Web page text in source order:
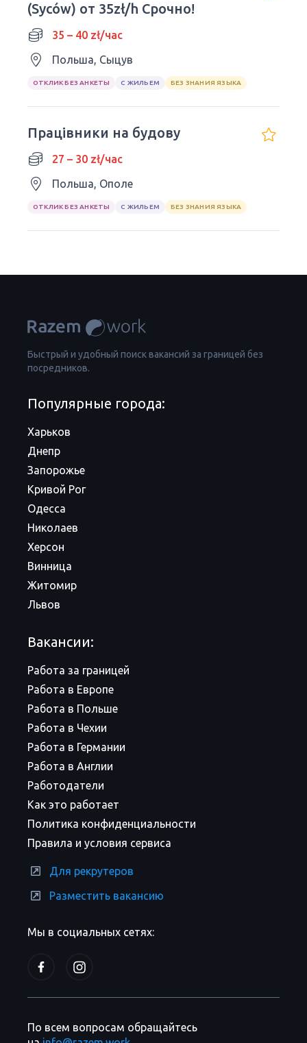
(Syców) от 35zł/h Срочно!
35 – 40 zł/час
Польша, Сыцув
ОТКЛИК БЕЗ АНКЕТЫ С ЖИЛЬЕМ БЕЗ ЗНАНИЯ ЯЗЫКА
Працівники на будову
27 – 30 zł/час
Польша, Ополе
ОТКЛИК БЕЗ АНКЕТЫ С ЖИЛЬЕМ БЕЗ ЗНАНИЯ ЯЗЫКА
Быстрый и удобный поиск вакансий за границей без
посредников.
Мы в социальных сетях:
Популярные города:
Харьков
Днепр
Запорожье
Кривой Рог
Одесса
Николаев
Херсон
Винница
Житомир
Львов
Вакансии:
Работа за границей
Работа в Европе
Работа в Польше
Работа в Чехии
Работа в Германии
Работа в Англии
Работодатели
Как это работает
Политика конфиденциальности
Правила и условия сервиса
Для рекрутеров
Разместить вакансию
По всем вопросам обращайтесь